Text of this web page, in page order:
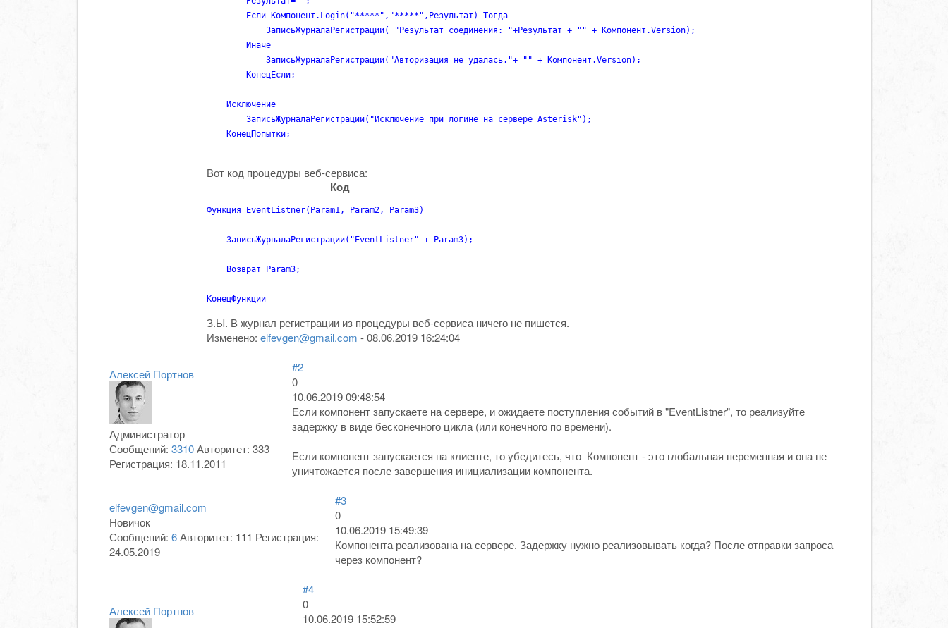
Если Компонент.Login("*****","*****",Результат) Тогда
ЗаписьЖурналаРегистрации( "Результат соединения: "+Результат + "" + Компонент.Version);
Иначе
ЗаписьЖурналаРегистрации("Авторизация не удалась."+ "" + Компонент.Version);
КонецЕсли;
Исключение
ЗаписьЖурналаРегистрации("Исключение при логине на сервере Asterisk");
КонецПопытки;
Вот код процедуры веб-сервиса:
Код
Функция EventListner(Param1, Param2, Param3)
ЗаписьЖурналаРегистрации("EventListner" + Param3);
Возврат Param3;
КонецФункции
З.Ы. В журнал регистрации из процедуры веб-сервиса ничего не пишется.
Изменено: elfevgen@gmail.com -08.06.2019 16:24:04
Алексей Портнов
Администратор
Сообщений: 3310 Авторитет: 333
Регистрация: 18.11.2011
#2
0
10.06.2019 09:48:54
Если компонент запускаете на сервере, и ожидаете поступления событий в "EventListner", то реализуйте
задержку в виде бесконечного цикла (или конечного по времени).
Если компонент запускается на клиенте, то убедитесь, что Компонент - это глобальная переменная и она не
уничтожается после завершения инициализации компонента.
elfevgen@gmail.com
Новичок
Сообщений: 6 Авторитет: 111 Регистрация:
24.05.2019
#3
0
10.06.2019 15:49:39
Компонента реализована на сервере. Задержку нужно реализовывать когда? После отправки запроса
через компонент?
Алексей Портнов
#4
0
10.06.2019 15:52:59